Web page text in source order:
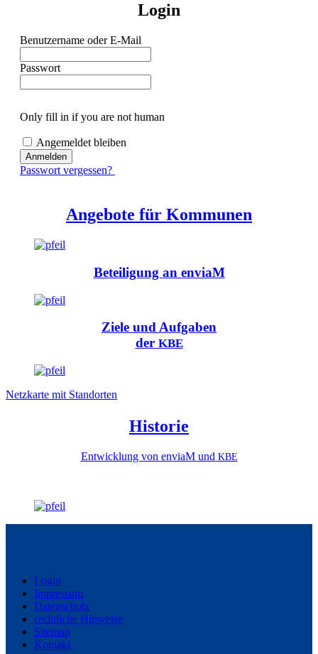
Login
Benutzer­name oder E‑Mail
Pass­wort
Only fill in if you are not human
Angemeldet bleiben
Pass­wort vergessen?
Ange­bote für Kommunen
Beteili­gung an enviaM
Ziele und Aufgaben
der KBE
Net­zkarte mit Standorten
His­to­rie
Entwick­lung von envi­aM und KBE
Login
Impres­sum
Daten­schutz
rechtliche Hin­weise
Sitemap
Kon­takt